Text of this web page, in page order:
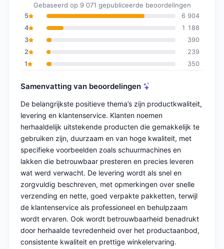
Gebaseerd op 9 071 gepubliceerde beoordelingen
5
6 904
4
1 188
3
390
2
239
1
350
Samenvatting van beoordelingen
De belangrijkste positieve thema’s zijn productkwaliteit,
levering en klantenservice. Klanten noemen
herhaaldelijk uitstekende producten die gemakkelijk te
gebruiken zijn, duurzaam en van hoge kwaliteit, met
specifieke voorbeelden zoals schuurmachines en
lakken die betrouwbaar presteren en precies leveren
wat werd verwacht. De levering wordt als snel en
zorgvuldig beschreven, met opmerkingen over snelle
verzending en nette, goed verpakte pakketten, terwijl
de klantenservice als professioneel en behulpzaam
wordt ervaren. Ook wordt betrouwbaarheid benadrukt
door herhaalde tevredenheid over het productaanbod,
consistente kwaliteit en prettige winkelervaring.